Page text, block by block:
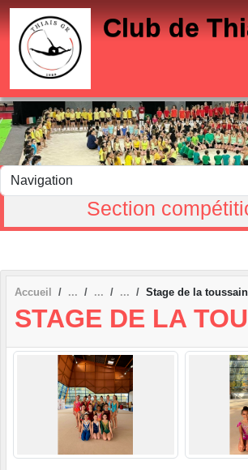
Club de
Section
Accueil Stage de la
STAGE DE LA
Panneau de gestion des cookies